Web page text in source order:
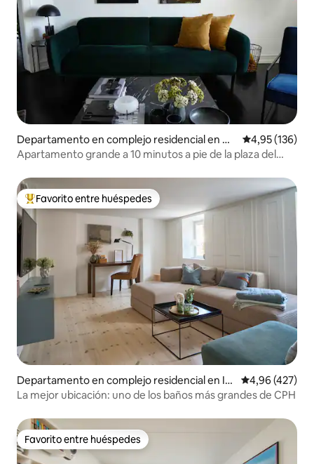
Departamento en complejo residencial en Co
penhague
Calificación
4,95 (136)
Apartamento grande a 10 minutos a pie de la plaza del
Favorito entre los huéspedes más destacados
Favorito entre huéspedes
Departamento en complejo residencial en In
dre By
Calificación
4,96 (427)
La mejor ubicación: uno de los baños más grandes de CPH
Favorito entre huéspedes
Favorito entre huéspedes